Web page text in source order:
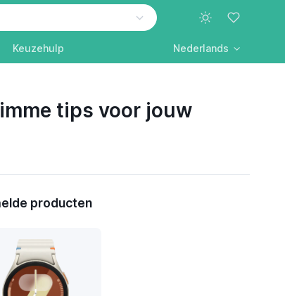
Keuzehulp Nederlands
tips voor jouw
producten